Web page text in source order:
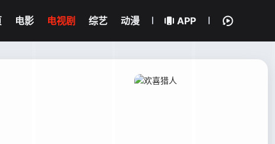
电影 电视剧 综艺 动漫 APP